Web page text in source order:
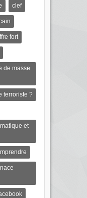
clef
fort
de masse
terroriste ?
et